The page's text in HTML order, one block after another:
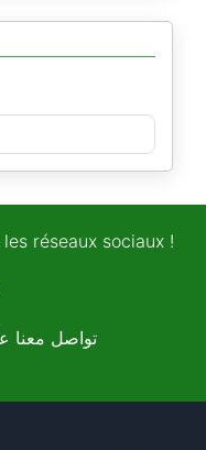
réseaux sociaux !
! تواصل معنا